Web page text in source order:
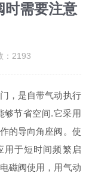
时需要注意
：2193
，是自带气动执行
够节省空间.它采用
的导向角座阀。使
用于短时间频繁启
磁阀使用，用气动